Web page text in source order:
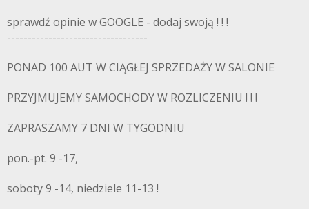
sprawdź opinie w GOOGLE - dodaj swoją ! ! !
----------------------------------
PONAD 100 AUT W CIĄGŁEJ SPRZEDAŻY W SALONIE
PRZYJMUJEMY SAMOCHODY W ROZLICZENIU ! ! !
ZAPRASZAMY 7 DNI W TYGODNIU
pon.-pt. 9 -17,
soboty 9 -14, niedziele 11-13 !